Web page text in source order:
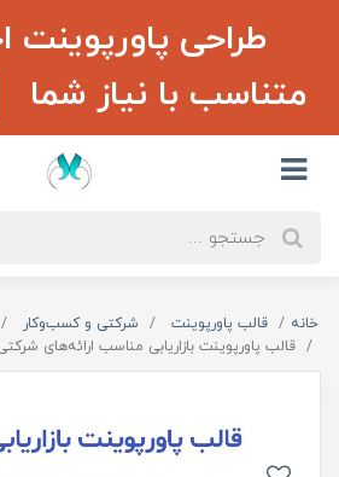
طراحی
متناسب با نیاز شما
خانه قالب پاورپوینت شرکتی و کسب‌و‌کار
قالب پاورپوینت بازاریابی مناسب ارائه‌های